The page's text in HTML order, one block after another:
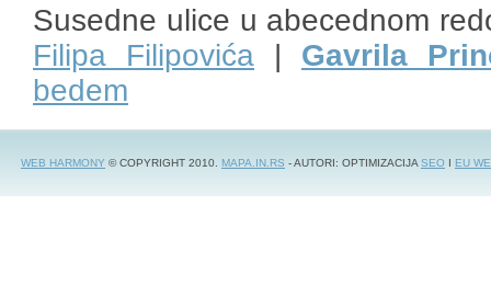
Susedne ulice u abecednom
Filipa Filipovića | Gavrila
bedem
WEB HARMONY © COPYRIGHT 2010. MAPA.IN.RS - AUTORI: OPTIMIZACIJASEO I EU